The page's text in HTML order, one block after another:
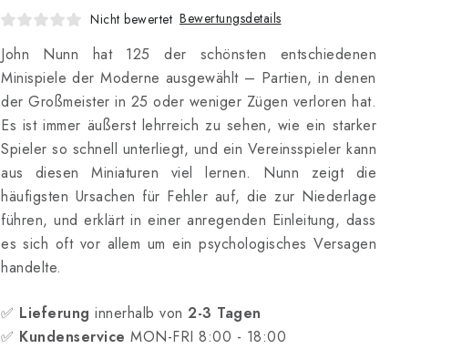
Nicht bewertet Bewertungsdetails
John Nunn hat 125 der schönsten entschiedenen
Minispiele der Moderne ausgewählt – Partien, in denen
der Großmeister in 25 oder weniger Zügen verloren hat.
Es ist immer äußerst lehrreich zu sehen, wie ein starker
Spieler so schnell unterliegt, und ein Vereinsspieler kann
aus diesen Miniaturen viel lernen. Nunn zeigt die
häufigsten Ursachen für Fehler auf, die zur Niederlage
führen, und erklärt in einer anregenden Einleitung, dass
es sich oft vor allem um ein psychologisches Versagen
handelte.
✅ Lieferung innerhalb von 2-3 Tagen
✅ Kundenservice MON-FRI 8:00 - 18:00